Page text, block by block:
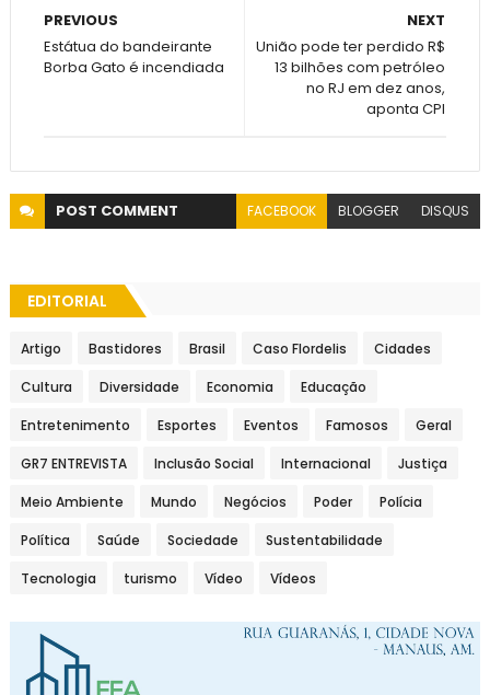
NEXT
União pode ter perdido R$
13 bilhões com petróleo
no RJ em dez anos,
aponta CPI
PREVIOUS
Estátua do bandeirante
Borba Gato é incendiada
POST COMMENT FACEBOOK BLOGGER DISQUS
EDITORIAL
Artigo Bastidores Brasil Caso Flordelis Cidades
Cultura Diversidade Economia Educação
Entretenimento Esportes Eventos Famosos Geral
GR7 ENTREVISTA Inclusão Social Internacional Justiça
Meio Ambiente Mundo Negócios Poder Polícia
Política Saúde Sociedade Sustentabilidade
Tecnologia turismo Vídeo Vídeos